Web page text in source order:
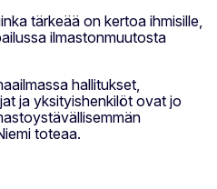
tärkeää on kertoa ihmisille,
ilmastonmuutosta
hallitukset,
ja yksityishenkilöt ovat jo
toteaa.